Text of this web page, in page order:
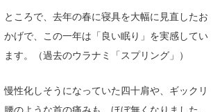
ところで、去年の春に寝具を大幅に見直したお
かげで、この一年は「良い眠り」を実感してい
ます。（過去のウラナミ「スプリング」）
慢性化しそうになっていた四十肩や、ギックリ
腰のような首の痛みも、ほぼ無くなりました。
NOBUFUKU
大野”MAR”修聖
喜納海人
H
KID